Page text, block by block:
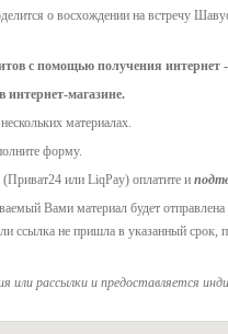
о восхождении на встречу
с помощью получения интернет
интернет-магазине.
материалах.
форму.
(Приват24 или LiqPay) оплатите и
Вами материал будет
ссылка не пришла в указанный
или рассылки и предоставляется